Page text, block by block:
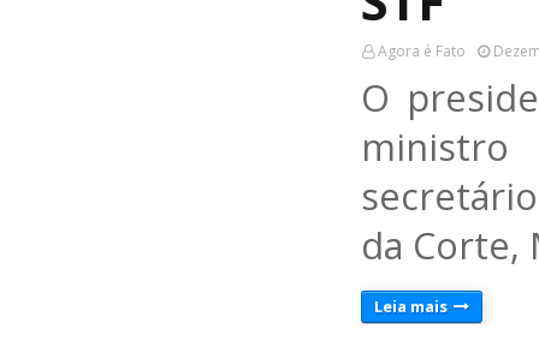
Agora é Fato
O
ministro
da Corte,
Leia mais